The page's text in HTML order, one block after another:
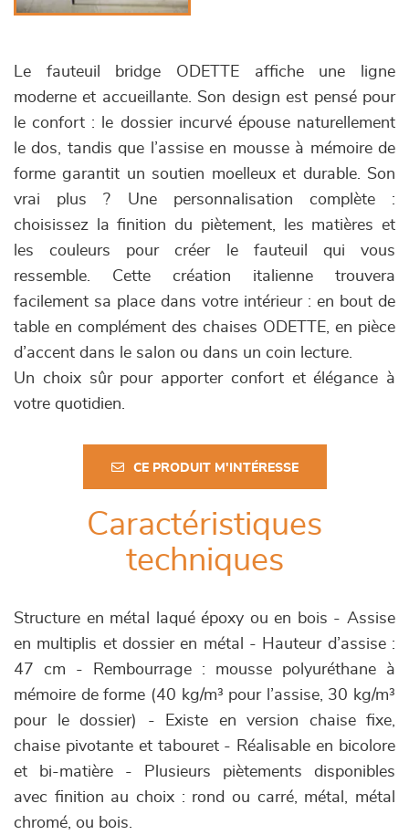
Le fauteuil bridge ODETTE affiche une ligne
moderne et accueillante. Son design est pensé pour
le confort : le dossier incurvé épouse naturellement
le dos, tandis que l’assise en mousse à mémoire de
forme garantit un soutien moelleux et durable. Son
vrai plus ? Une personnalisation complète :
choisissez la finition du piètement, les matières et
les couleurs pour créer le fauteuil qui vous
ressemble. Cette création italienne trouvera
facilement sa place dans votre intérieur : en bout de
table en complément des chaises ODETTE, en pièce
d’accent dans le salon ou dans un coin lecture.
Un choix sûr pour apporter confort et élégance à
votre quotidien.
CE PRODUIT M'INTÉRESSE
Caractéristiques
techniques
Structure en métal laqué époxy ou en bois - Assise
en multiplis et dossier en métal - Hauteur d’assise :
47 cm - Rembourrage : mousse polyuréthane à
mémoire de forme (40 kg/m³ pour l’assise, 30 kg/m³
pour le dossier) - Existe en version chaise fixe,
chaise pivotante et tabouret - Réalisable en bicolore
et bi-matière - Plusieurs piètements disponibles
avec finition au choix : rond ou carré, métal, métal
chromé, ou bois.